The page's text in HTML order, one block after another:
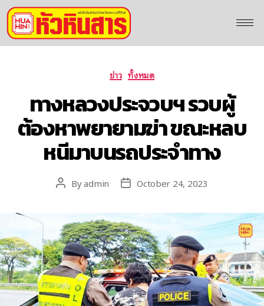
ข่าว ทั้งหมด
ทางหลวงประจวบฯ รวบผู้
ต้องหาพยายามฆ่า ขณะหลบ
หนีมาบนรถประจำทาง
Byadmin October 24, 2023